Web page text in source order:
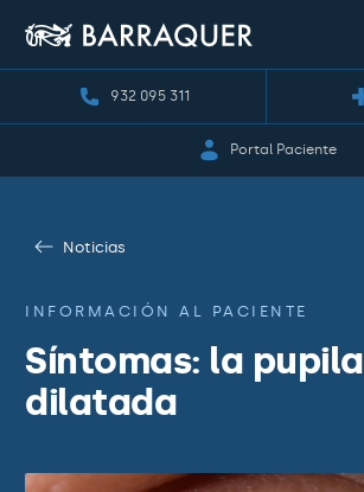
932 095 311
Portal Paciente
Noticias
INFORMACIÓN AL PACIENTE
Síntomas: la pupila
dilatada